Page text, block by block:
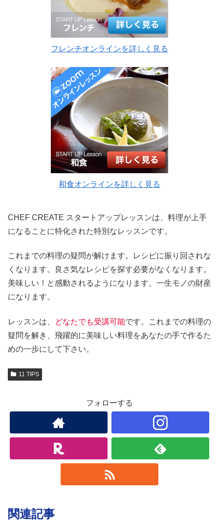
フレンチオンラインを詳しく見る
和食オンラインを詳しく見る
CHEF CREATE スタートアップレッスンは、料理が上手
になることに特化された特別なレッスンです。
これまでの料理の疑問が解けます。レシピに振り回されな
くなります。良さ気なレシピを探す必要がなくなります。
美味しい！と感動されるようになります。一生モノの財産
になります。
レッスンは、 どなたでも受講可能です。これまでの料理の
疑問を解き、飛躍的に美味しい料理をあなたの手で作るた
めの一歩にして下さい。
11 TIPS
フォローする
関連記事